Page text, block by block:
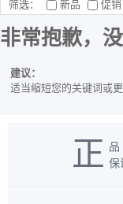
筛选： 新品 促销
非常抱歉，
建议：
适当缩短您的关键词或
正 品
保